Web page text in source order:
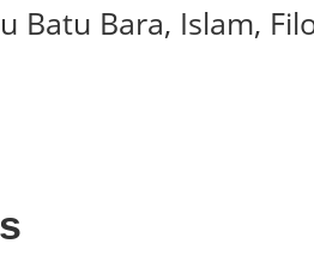
Batu Bara, Islam,